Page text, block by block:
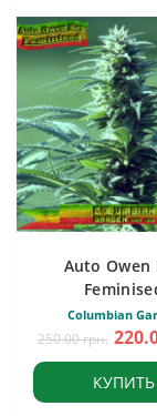
Auto Owen
Columbian
250.00 грн.
КУПИТЬ